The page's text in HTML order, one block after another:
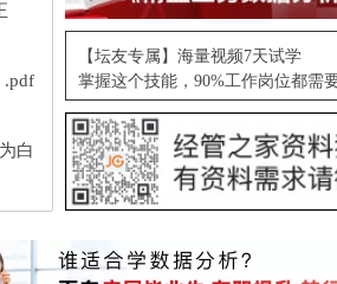
.pdf
白
【坛友专属】海量视频7天试学
掌握这个技能，90%工作岗位都需